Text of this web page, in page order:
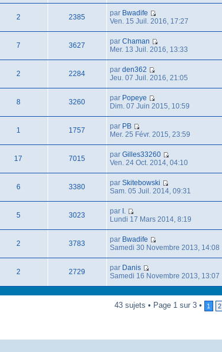
2 2385 par Bwadife
Ven. 15 Juil. 2016, 17:27
7 3627 par Chaman
Mer. 13 Juil. 2016, 13:33
2 2284 par den362
Jeu. 07 Juil. 2016, 21:05
8 3260 par Popeye
Dim. 07 Juin 2015, 10:59
1 1757 par PB
Mer. 25 Févr. 2015, 23:59
17 7015 par Gilles33260
Ven. 24 Oct. 2014, 04:10
6 3380 par Skitebowski
Sam. 05 Juil. 2014, 09:31
5 3023 par I.
Lundi 17 Mars 2014, 8:19
2 3783 par Bwadife
Samedi 30 Novembre 2013, 14:08
2 2729 par Danis
Samedi 16 Novembre 2013, 13:07
43 sujets • Page 1 sur 3 • 1 2